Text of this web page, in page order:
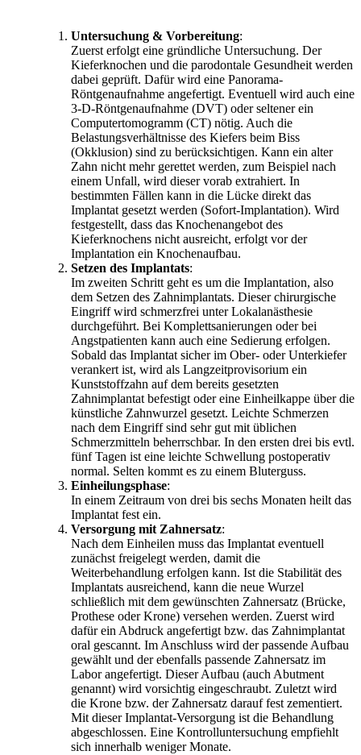
Untersuchung & Vorbereitung:
Zuerst erfolgt eine gründliche Untersuchung. Der
Kieferknochen und die parodontale Gesundheit werden
dabei geprüft. Dafür wird eine Panorama-
Röntgenaufnahme angefertigt. Eventuell wird auch eine
3-D-Röntgenaufnahme (DVT) oder seltener ein
Computertomogramm (CT) nötig. Auch die
Belastungsverhältnisse des Kiefers beim Biss
(Okklusion) sind zu berücksichtigen. Kann ein alter
Zahn nicht mehr gerettet werden, zum Beispiel nach
einem Unfall, wird dieser vorab extrahiert. In
bestimmten Fällen kann in die Lücke direkt das
Implantat gesetzt werden (Sofort-Implantation). Wird
festgestellt, dass das Knochenangebot des
Kieferknochens nicht ausreicht, erfolgt vor der
Implantation ein Knochenaufbau.
Setzen des Implantats:
Im zweiten Schritt geht es um die Implantation, also
dem Setzen des Zahnimplantats. Dieser chirurgische
Eingriff wird schmerzfrei unter Lokalanästhesie
durchgeführt. Bei Komplettsanierungen oder bei
Angstpatienten kann auch eine Sedierung erfolgen.
Sobald das Implantat sicher im Ober- oder Unterkiefer
verankert ist, wird als Langzeitprovisorium ein
Kunststoffzahn auf dem bereits gesetzten
Zahnimplantat befestigt oder eine Einheilkappe über die
künstliche Zahnwurzel gesetzt. Leichte Schmerzen
nach dem Eingriff sind sehr gut mit üblichen
Schmerzmitteln beherrschbar. In den ersten drei bis evtl.
fünf Tagen ist eine leichte Schwellung postoperativ
normal. Selten kommt es zu einem Bluterguss.
Einheilungsphase:
In einem Zeitraum von drei bis sechs Monaten heilt das
Implantat fest ein.
Versorgung mit Zahnersatz:
Nach dem Einheilen muss das Implantat eventuell
zunächst freigelegt werden, damit die
Weiterbehandlung erfolgen kann. Ist die Stabilität des
Implantats ausreichend, kann die neue Wurzel
schließlich mit dem gewünschten Zahnersatz (Brücke,
Prothese oder Krone) versehen werden. Zuerst wird
dafür ein Abdruck angefertigt bzw. das Zahnimplantat
oral gescannt. Im Anschluss wird der passende Aufbau
gewählt und der ebenfalls passende Zahnersatz im
Labor angefertigt. Dieser Aufbau (auch Abutment
genannt) wird vorsichtig eingeschraubt. Zuletzt wird
die Krone bzw. der Zahnersatz darauf fest zementiert.
Mit dieser Implantat-Versorgung ist die Behandlung
abgeschlossen. Eine Kontrolluntersuchung empfiehlt
sich innerhalb weniger Monate.